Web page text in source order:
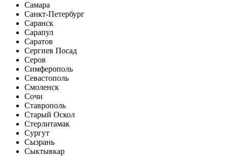
Самара
Санкт-Петербург
Саранск
Сарапул
Саратов
Сергиев Посад
Серов
Симферополь
Севастополь
Смоленск
Сочи
Ставрополь
Старый Оскол
Стерлитамак
Сургут
Сызрань
Сыктывкар